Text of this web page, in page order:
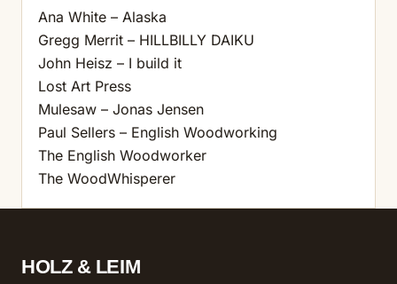
Ana White – Alaska
Gregg Merrit – HILLBILLY DAIKU
John Heisz – I build it
Lost Art Press
Mulesaw – Jonas Jensen
Paul Sellers – English Woodworking
The English Woodworker
The WoodWhisperer
HOLZ & LEIM